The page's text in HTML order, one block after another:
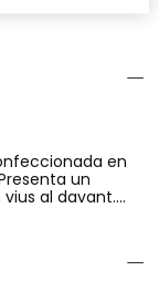
en
un
al davant.
modern i
fins a 14 anys.
en els dies
i alegre.